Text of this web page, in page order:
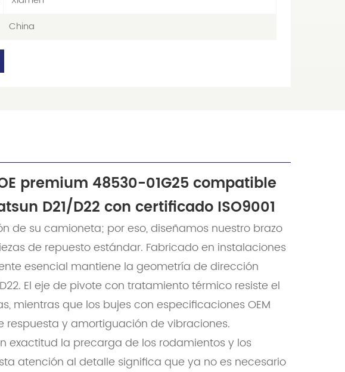
China
premium 48530-01G25 compatible
D21/D22 con certificado ISO9001
su camioneta; por eso, diseñamos nuestro brazo
de repuesto estándar. Fabricado en instalaciones
esencial mantiene la geometría de dirección
El eje de pivote con tratamiento térmico resiste el
mientras que los bujes con especificaciones OEM
y amortiguación de vibraciones.
exactitud la precarga de los rodamientos y los
atención al detalle significa que ya no es necesario